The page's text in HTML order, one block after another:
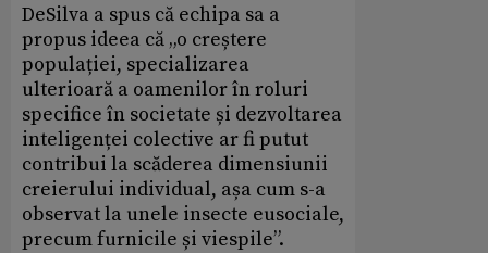
DeSilva a spus că echipa sa a
propus ideea că „o creștere
populației, specializarea
ulterioară a oamenilor în roluri
specifice în societate și dezvoltarea
inteligenței colective ar fi putut
contribui la scăderea dimensiunii
creierului individual, așa cum s-a
observat la unele insecte eusociale,
precum furnicile și viespile”.